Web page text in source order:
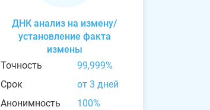
ДНК анализ на измену/
установление факта
измены
Точность
99,999%
Срок
от 3 дней
Анонимность
100%